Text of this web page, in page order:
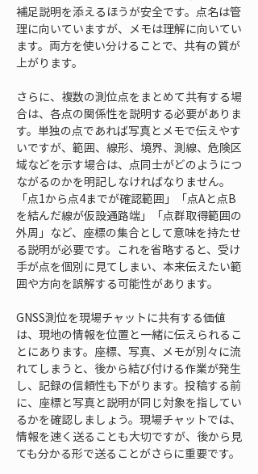
補足説明を添えるほうが安全です。点名は管
理に向いていますが、メモは理解に向いてい
ます。両方を使い分けることで、共有の質が
上がります。
さらに、複数の測位点をまとめて共有する場
合は、各点の関係性を説明する必要がありま
す。単独の点であれば写真とメモで伝えやす
いですが、範囲、線形、境界、測線、危険区
域などを示す場合は、点同士がどのようにつ
ながるのかを明記しなければなりません。
「点1から点4までが確認範囲」「点Aと点B
を結んだ線が仮設通路端」「点群取得範囲の
外周」など、座標の集合として意味を持たせ
る説明が必要です。これを省略すると、受け
手が点を個別に見てしまい、本来伝えたい範
囲や方向を誤解する可能性があります。
GNSS測位を現場チャットに共有する価値
は、現地の情報を位置と一緒に伝えられるこ
とにあります。座標、写真、メモが別々に流
れてしまうと、後から結び付ける作業が発生
し、記録の信頼性も下がります。投稿する前
に、座標と写真と説明が同じ対象を指してい
るかを確認しましょう。現場チャットでは、
情報を速く送ることも大切ですが、後から見
ても分かる形で送ることがさらに重要です。